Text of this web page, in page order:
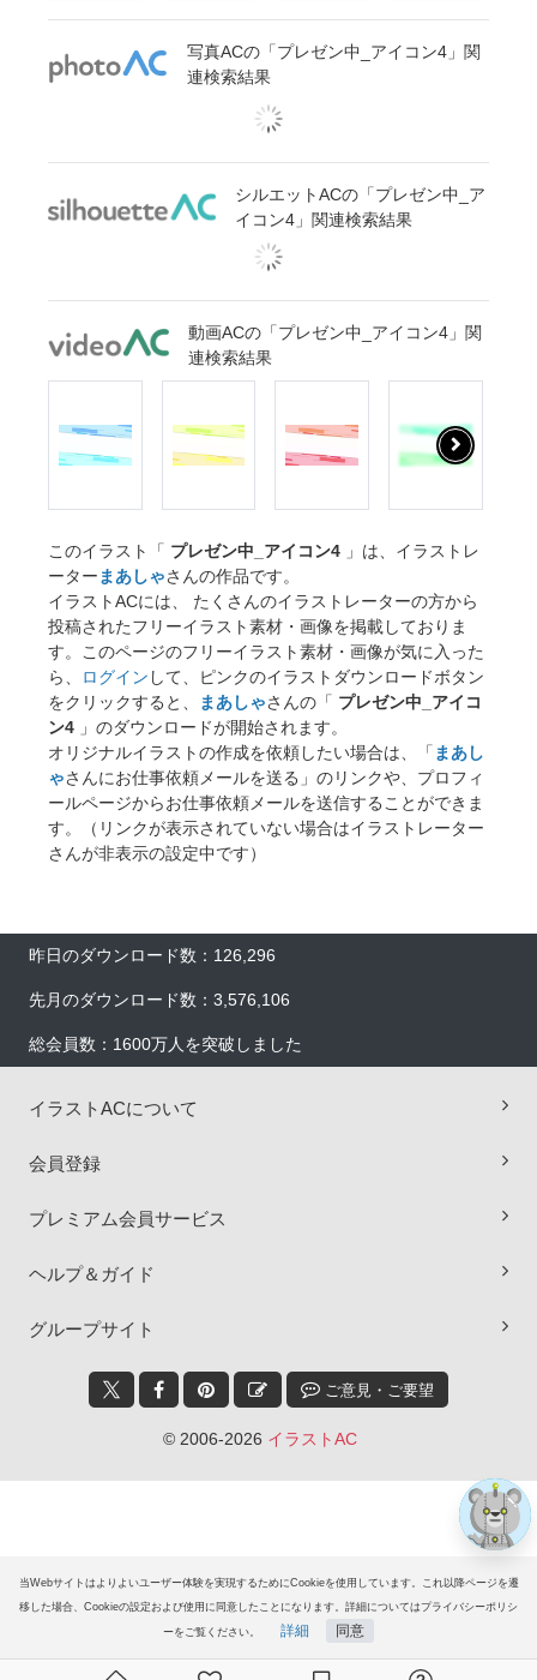
当Webサイトはよりよいユーザー体験を実現するためにCookieを使用しています。これ以降ページを遷
移した場合、Cookieの設定および使用に同意したことになります。詳細についてはプライバシーポリシ
ーをご覧ください。 詳細 同意
写真ACの「プレゼン中_アイコン4」関
連検索結果
シルエットACの「プレゼン中_ア
イコン4」関連検索結果
動画ACの「プレゼン中_アイコン4」関
連検索結果
このイラスト「 プレゼン中_アイコン4 」は、イラストレ
ーター まあしゃさんの作品です。
イラストACには、 たくさんのイラストレーターの方から
投稿されたフリーイラスト素材・画像を掲載しておりま
す。このページのフリーイラスト素材・画像が気に入った
ら、
ログイン して、ピンクのイラストダウンロードボタン
をクリックすると、
まあしゃさんの「 プレゼン中_アイコ
ン4 」のダウンロードが開始されます。
オリジナルイラストの作成を依頼したい場合は、「 まあし
ゃさんにお仕事依頼メールを送る」のリンクや、プロフィ
ールページからお仕事依頼メールを送信することができま
す。（リンクが表示されていない場合はイラストレーター
さんが非表示の設定中です）
昨日のダウンロード数：126,296
先月のダウンロード数：3,576,106
総会員数：1600万人を突破しました
イラストACについて
会員登録
プレミアム会員サービス
ヘルプ＆ガイド
グループサイト
ご意見・ご要望
© 2006-2026 イラストAC